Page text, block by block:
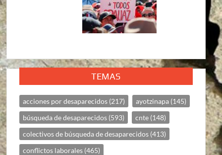
TEMAS
acciones por desaparecidos (217) ayotzinapa (145)
búsqueda de desaparecidos (593) cnte (148)
colectivos de búsqueda de desaparecidos (413)
conflictos laborales (465)